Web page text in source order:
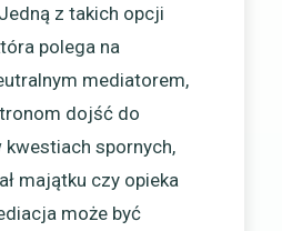
z takich opcji
polega na
mediatorem,
dojść do
spornych,
majątku czy opieka
może być